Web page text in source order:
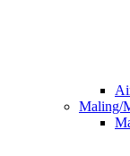
Maling/